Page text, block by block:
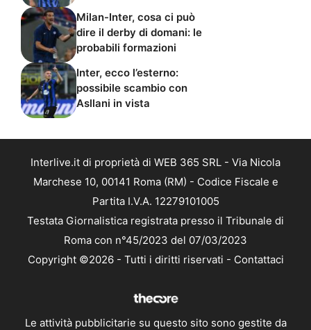
Milan-Inter, cosa ci può
dire il derby di domani: le
probabili formazioni
Inter, ecco l’esterno:
possibile scambio con
Asllani in vista
Interlive.it di proprietà di WEB 365 SRL - Via Nicola
Marchese 10, 00141 Roma (RM) - Codice Fiscale e
Partita I.V.A. 12279101005
Testata Giornalistica registrata presso il Tribunale di
Roma con n°45/2023 del 07/03/2023
Copyright ©2026 - Tutti i diritti riservati - Contattaci
Le attività pubblicitarie su questo sito sono gestite da